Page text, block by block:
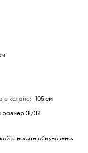
с колана: 105 см
размер 31/32
носите обикновено.